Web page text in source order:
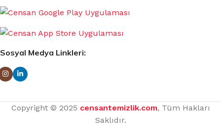
Sosyal Medya Linkleri:
Copyright © 2025 censantemizlik.com, Tüm Hakları
Saklıdır.